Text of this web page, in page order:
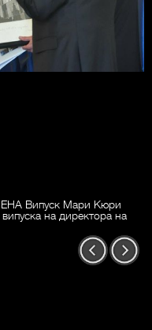
ЕНА Випуск Мари Кюри
на директора на